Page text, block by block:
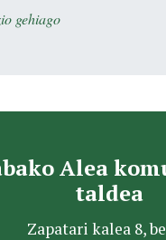
gehiago
Alea
taldea
Zapatari kalea 8,